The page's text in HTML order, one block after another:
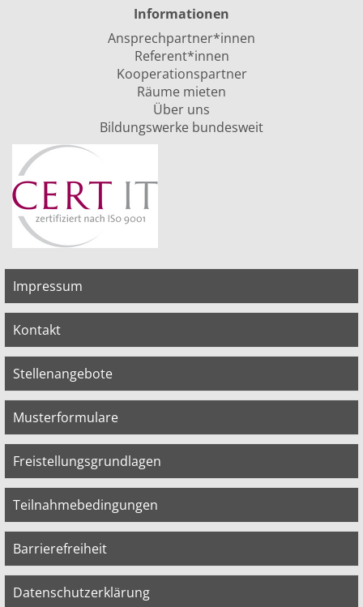
Informationen
Ansprechpartner*innen
Referent*innen
Kooperationspartner
Räume mieten
Über uns
Bildungswerke bundesweit
Impressum
Kontakt
Stellenangebote
Musterformulare
Freistellungsgrundlagen
Teilnahmebedingungen
Barrierefreiheit
Datenschutzerklärung